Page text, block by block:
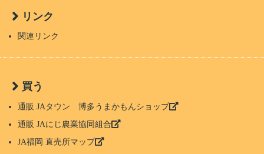
リンク
関連リンク
買う
通販 JAタウン 博多うまかもんショップ
通販 JAにじ農業協同組合
JA福岡 直売所マップ